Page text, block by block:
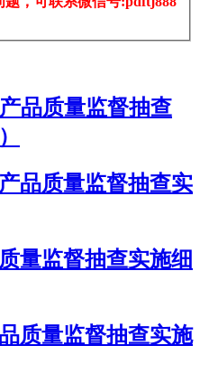
品质量监督抽查
品质量监督抽查实
量监督抽查实施细
质量监督抽查实施